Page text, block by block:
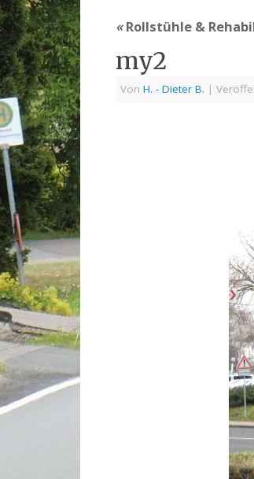
«Rollstühle &
my2
Von H. - Dieter B. |